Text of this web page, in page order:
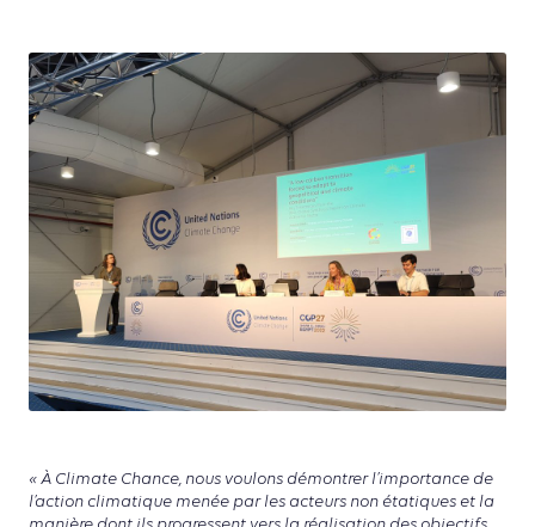
« À Climate Chance, nous voulons démontrer l’importance de
l’action climatique menée par les acteurs non étatiques et la